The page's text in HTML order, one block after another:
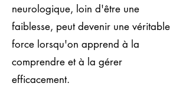
neurologique, loin d'être une
faiblesse, peut devenir une véritable
force lorsqu'on apprend à la
comprendre et à la gérer
efficacement.